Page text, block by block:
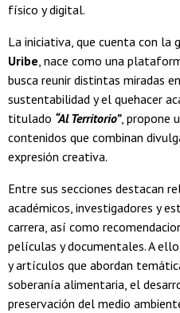
físico y digital.
La iniciativa, que cuenta con
Uribe, nace como una
busca reunir distintas miradas
sustentabilidad y el quehacer
titulado “Al Territorio”, propone
contenidos que combinan
expresión creativa.
Entre sus secciones destacan
académicos, investigadores y
carrera, así como
películas y documentales. A
y artículos que abordan
soberanía alimentaria, el
preservación del medio